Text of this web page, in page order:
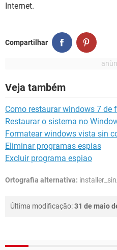
Internet.
Compartilhar
Veja também
Como restaurar windows 7 de
Restaurar o sistema no
Formatear windows vista sin
Eliminar programas espias
Excluir programa espiao
Ortografia alternativa:
Última modificação:31 de maio